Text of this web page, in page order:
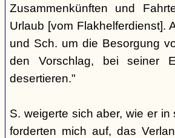
Zusammenkünften und
Urlaub [vom Flakhelferdienst].
und Sch. um die Besorgung
den Vorschlag, bei seiner
desertieren."
S. weigerte sich aber, wie er
forderten mich auf, das